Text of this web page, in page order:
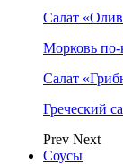
Салат
Морковь по-
Салат
Греческий
Prev Next
Соусы